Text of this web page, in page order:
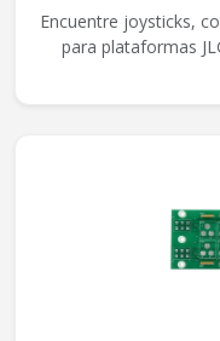
Encuentre joysticks,
para plataformas